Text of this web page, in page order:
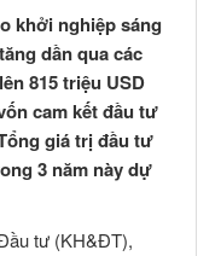
khởi nghiệp sáng
dần qua các
815 triệu USD
cam kết đầu tư
giá trị đầu tư
3 năm này dự
tư (KH&ĐT),